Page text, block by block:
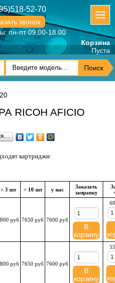
52-70
звонок
пн-пт 09.00-18.00
Корзина
Пуста
RICOH AFICIO
картриджи:
> 3 шт > 10 шт у нас
Заказать
заправку
руб 7650 руб 7600 руб
В
корзину
руб 7650 руб 7600 руб
В
корзину